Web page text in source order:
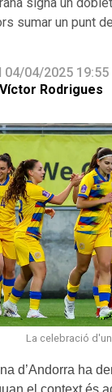
sumar un punt
04/04/2025 19:55
Víctor Rodrigues
La celebració
d’Andorra ha
el context és